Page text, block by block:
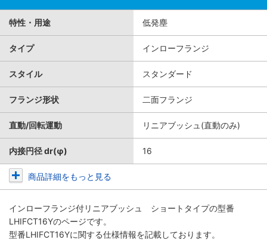
特性・用途 低発塵
タイプ インローフランジ
スタイル スタンダード
フランジ形状 二面フランジ
直動/回転運動 リニアブッシュ(直動のみ)
内接円径 dr(φ) 16
商品詳細をもっと見る
インローフランジ付リニアブッシュ ショートタイプの型番
LHIFCT16Yのページです。
型番LHIFCT16Yに関する仕様情報を記載しております。